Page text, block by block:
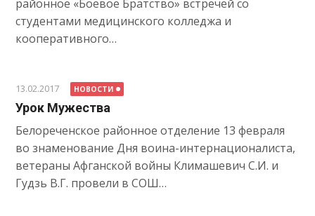
районное «Боевое Братство» встречей со
студентами медицинского колледжа и
кооперативного…
13.02.2017 НОВОСТИ
Урок Мужества
Белореченское районное отделение 13 февраля
во знаменование Дня воина-интернационалиста,
ветераны Афганской войны Климашевич С.И. и
Гудзь В.Г. провели в СОШ…